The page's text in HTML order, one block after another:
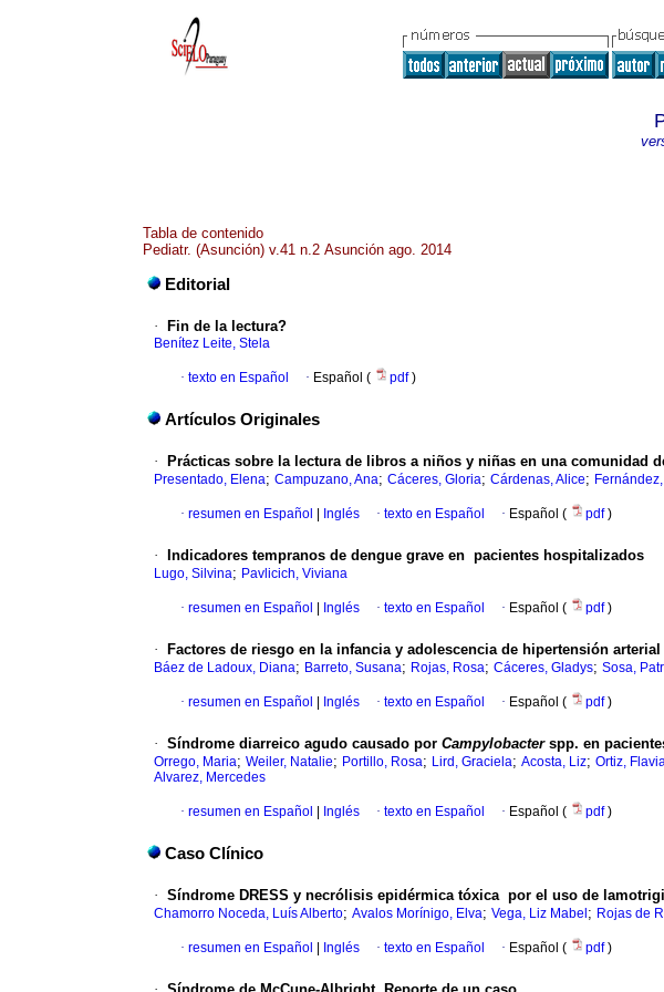
Tabla de contenido
Pediatr. (Asunción) v.41 n.2 Asunción ago. 2014
Editorial
· Fin de la lectura?
Benítez Leite, Stela
· texto en Español · Español ( pdf)
Artículos Originales
· Prácticas sobre la lectura de libros a niños y niñas en una comunidad
Presentado, Elena; Campuzano, Ana; Cáceres, Gloria; Cárdenas, Alice;
· resumen en Español Inglés · texto en Español · Español ( pdf)
· Indicadores tempranos de dengue grave en pacientes hospitalizados
Lugo, Silvina; Pavlicich, Viviana
· resumen en Español Inglés · texto en Español · Español ( pdf)
· Factores de riesgo en la infancia y adolescencia de hipertensión
Báez de Ladoux, Diana; Barreto, Susana; Rojas, Rosa; Cáceres, Gladys; Sosa,
· resumen en Español Inglés · texto en Español · Español ( pdf)
· Síndrome diarreico agudo causado por Campylobacterspp. en
Orrego, Maria; Weiler, Natalie; Portillo, Rosa; Lird, Graciela; Acosta, Liz; Ortiz,
Alvarez, Mercedes
· resumen en Español Inglés · texto en Español · Español ( pdf)
Caso Clínico
· Síndrome DRESS y necrólisis epidérmica tóxica por el uso de
Chamorro Noceda, Luís Alberto; Avalos Morínigo, Elva; Vega, Liz Mabel ; Rojas de
· resumen en Español Inglés · texto en Español · Español ( pdf)